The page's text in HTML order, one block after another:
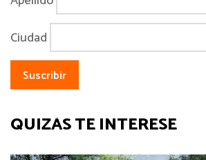
Ciudad
QUIZÁS TE INTERESE